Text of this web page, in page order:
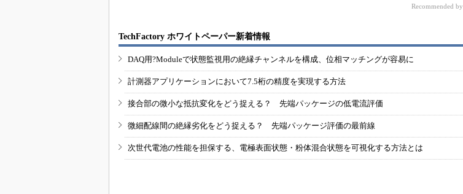
Recommended by
TechFactory ホワイトペーパー新着情報
DAQ用?Moduleで状態監視用の絶縁チャンネルを構成、位相マッチングが容易に
計測器アプリケーションにおいて7.5桁の精度を実現する方法
接合部の微小な抵抗変化をどう捉える？ 先端パッケージの低電流評価
微細配線間の絶縁劣化をどう捉える？ 先端パッケージ評価の最前線
次世代電池の性能を担保する、電極表面状態・粉体混合状態を可視化する方法とは